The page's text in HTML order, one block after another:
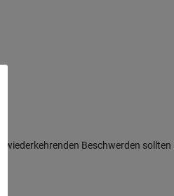
Beschwerden